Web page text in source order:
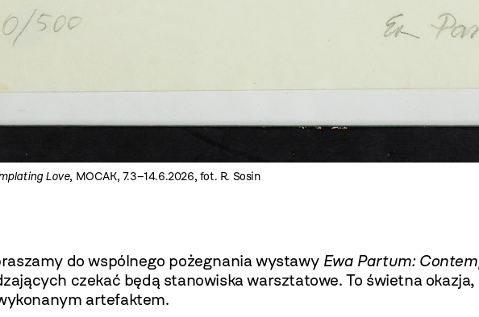
Love, MOCAK, 7.3–14.6.2026, fot. R. Sosin
do wspólnego pożegnania wystawy Ewa Partum:
czekać będą stanowiska warsztatowe. To świetna
artefaktem.